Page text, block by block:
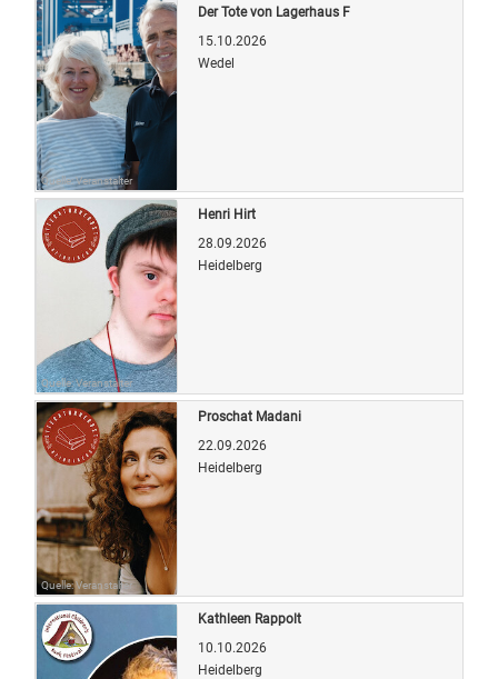
Quelle: Veranstalter
Der Tote von Lagerhaus F
15.10.2026
Wedel
Quelle: Veranstalter
Henri Hirt
28.09.2026
Heidelberg
Quelle: Veranstalter
Proschat Madani
22.09.2026
Heidelberg
Kathleen Rappolt
10.10.2026
Heidelberg